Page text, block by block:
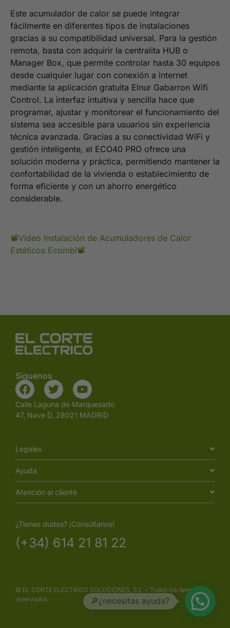
Este acumulador de calor se puede integrar
fácilmente en diferentes tipos de instalaciones
gracias a su compatibilidad universal. Para la gestión
remota, basta con adquirir la centralita HUB o
Manager Box, que permite controlar hasta 30 equipos
desde cualquier lugar con conexión a internet
mediante la aplicación gratuita Elnur Gabarron Wifi
Control. La interfaz intuitiva y sencilla hace que
programar, ajustar y monitorear el funcionamiento del
sistema sea accesible para usuarios sin experiencia
técnica avanzada. Gracias a su conectividad WiFi y
gestión inteligente, el ECO40 PRO ofrece una
solución moderna y práctica, permitiendo mantener la
confortabilidad de la vivienda o establecimiento de
forma eficiente y con un ahorro energético
considerable.
📽Video Instalación de Acumuladores de Calor
Estáticos Ecombi📽
Siguenos
Calle Laguna de Marquesado
47, Nave D, 28021 MADRID
Legales
Ayuda
Atención al cliente
¿Tienes dudas? ¡Consúltanos!
(+34) 614 21 81 22
© EL CORTE ELECTRICO SOLUCIONES, S.L. – Todos los derechos
reservados
🔎¿necesitas ayuda?